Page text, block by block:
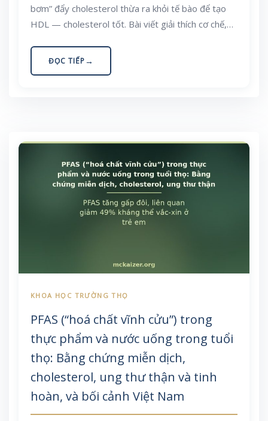
bơm” đẩy cholesterol thừa ra khỏi tế bào để tạo
HDL — cholesterol tốt. Bài viết giải thích cơ chế,
động để hỗ trợ con đường này.
ĐỌC TIẾP
PFAS (“hoá chất vĩnh cửu”) trong
thực phẩm và nước uống trong tuổi
thọ: Bằng chứng miễn dịch,
cholesterol, ung thư thận và tinh
hoàn, và bối cảnh Việt Nam